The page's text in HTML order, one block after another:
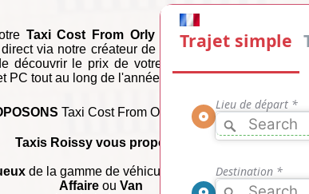
Taxi Cost From Orly Airport to Central Paris
via notre créateur de devis automatisé en ligne
découvrir le prix de votre trajet à tout moment sur
PC tout au long de l'année aisément.
Taxi Cost From Orly Airport to Central Paris
Taxis Roissy vous propose :
de la gamme de véhicule que vous désirez, Eco
Affaire ou Van